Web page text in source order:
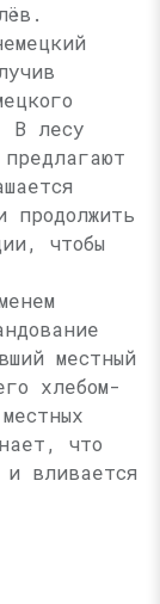
В лесу
продолжить
чтобы
местный
хлебом-
что
вливается